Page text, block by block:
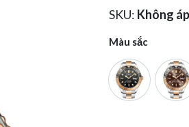
SKU: Không
Màu sắc
8152G-CH-D